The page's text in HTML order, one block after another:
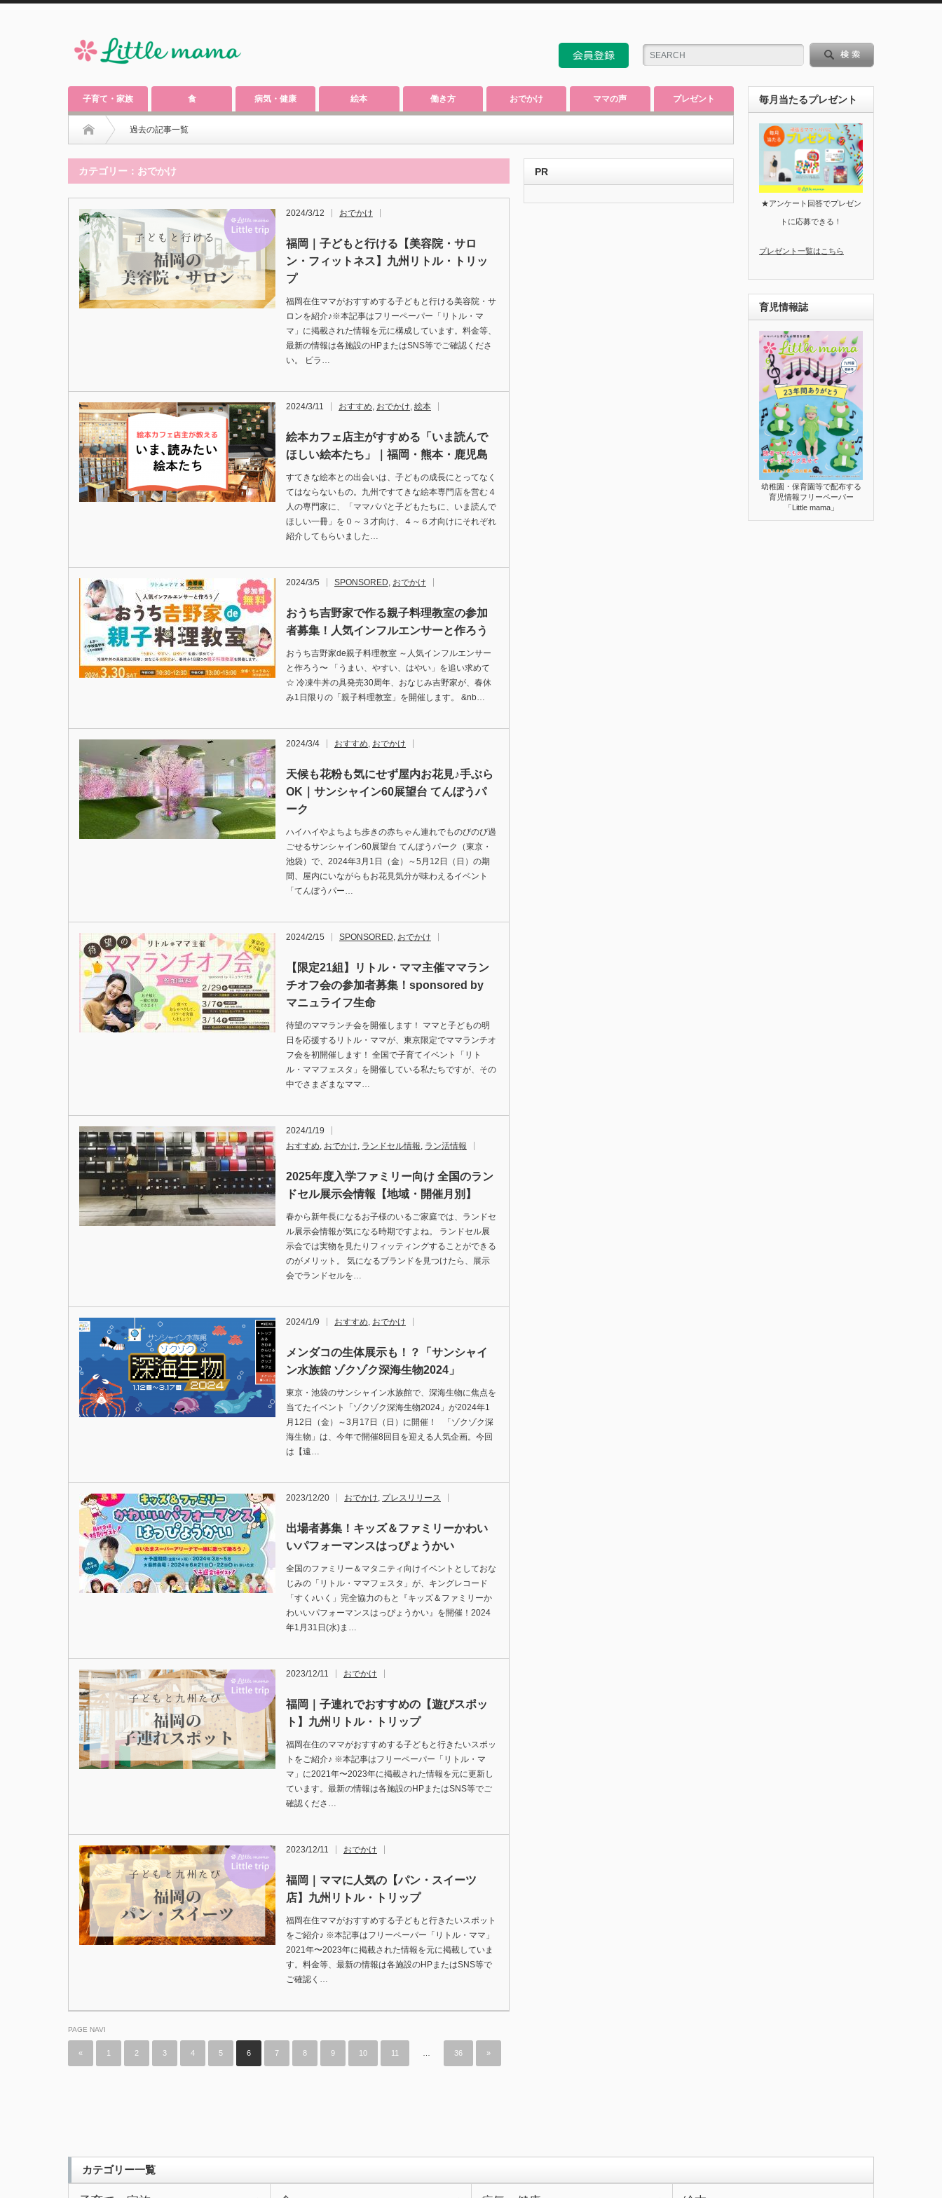
子育て・家族 食 病気・健康 絵本 働き方 おでかけ ママの声 プレゼント
過去の記事一覧
カテゴリー：おでかけ
2024/3/12 おでかけ
福岡｜子どもと行ける【美容院・サロ
ン・フィットネス】九州リトル・トリッ
プ
福岡在住ママがおすすめする子どもと行ける美容院・サ
ロンを紹介♪※本記事はフリーペーパー「リトル・マ
マ」に掲載された情報を元に構成しています。料金等、
最新の情報は各施設のHPまたはSNS等でご確認くださ
い。 ピラ…
2024/3/11 おすすめ, おでかけ, 絵本
絵本カフェ店主がすすめる「いま読んで
ほしい絵本たち」｜福岡・熊本・鹿児島
すてきな絵本との出会いは、子どもの成長にとってなく
てはならないもの。九州ですてきな絵本専門店を営む４
人の専門家に、「ママパパと子どもたちに、いま読んで
ほしい一冊」を０～３才向け、４～６才向けにそれぞれ
紹介してもらいました…
2024/3/5 SPONSORED, おでかけ
おうち吉野家で作る親子料理教室の参加
者募集！人気インフルエンサーと作ろう
おうち吉野家de親子料理教室 ～人気インフルエンサー
と作ろう〜 「うまい、やすい、はやい」を追い求めて
☆ 冷凍牛丼の具発売30周年、おなじみ吉野家が、春休
み1日限りの「親子料理教室」を開催します。 &nb…
2024/3/4 おすすめ, おでかけ
天候も花粉も気にせず屋内お花見♪手ぶら
OK｜サンシャイン60展望台 てんぼうパ
ーク
ハイハイやよちよち歩きの赤ちゃん連れでものびのび過
ごせるサンシャイン60展望台 てんぼうパーク（東京・
池袋）で、2024年3月1日（金）～5月12日（日）の期
間、屋内にいながらもお花見気分が味わえるイベント
「てんぼうパー…
2024/2/15 SPONSORED, おでかけ
【限定21組】リトル・ママ主催ママラン
チオフ会の参加者募集！sponsored by
マニュライフ生命
待望のママランチ会を開催します！ ママと子どもの明
日を応援するリトル・ママが、東京限定でママランチオ
フ会を初開催します！ 全国で子育てイベント「リト
ル・ママフェスタ」を開催している私たちですが、その
中でさまざまなママ…
2024/1/19
おすすめ, おでかけ, ランドセル情報, ラン活情報
2025年度入学ファミリー向け 全国のラン
ドセル展示会情報【地域・開催月別】
春から新年長になるお子様のいるご家庭では、ランドセ
ル展示会情報が気になる時期ですよね。 ランドセル展
示会では実物を見たりフィッティングすることができる
のがメリット。 気になるブランドを見つけたら、展示
会でランドセルを…
2024/1/9 おすすめ, おでかけ
メンダコの生体展示も！？「サンシャイ
ン水族館 ゾクゾク深海生物2024」
東京・池袋のサンシャイン水族館で、深海生物に焦点を
当てたイベント「ゾクゾク深海生物2024」が2024年1
月12日（金）～3月17日（日）に開催！ 「ゾクゾク深
海生物」は、今年で開催8回目を迎える人気企画。今回
は【遠…
2023/12/20 おでかけ, プレスリリース
出場者募集！キッズ＆ファミリーかわい
いパフォーマンスはっぴょうかい
全国のファミリー＆マタニティ向けイベントとしておな
じみの「リトル・ママフェスタ」が、キングレコード
「すく♪いく」完全協力のもと『キッズ＆ファミリーか
わいいパフォーマンスはっぴょうかい』を開催！2024
年1月31日(水)ま…
2023/12/11 おでかけ
福岡｜子連れでおすすめの【遊びスポッ
ト】九州リトル・トリップ
福岡在住のママがおすすめする子どもと行きたいスポッ
トをご紹介♪ ※本記事はフリーペーパー「リトル・マ
マ」に2021年〜2023年に掲載された情報を元に更新し
ています。最新の情報は各施設のHPまたはSNS等でご
確認くださ…
2023/12/11 おでかけ
福岡｜ママに人気の【パン・スイーツ
店】九州リトル・トリップ
福岡在住ママがおすすめする子どもと行きたいスポット
をご紹介♪ ※本記事はフリーペーパー「リトル・ママ」
2021年〜2023年に掲載された情報を元に掲載していま
す。料金等、最新の情報は各施設のHPまたはSNS等で
ご確認く…
PAGE NAVI
« 1 2 3 4 5 6 7 8 9 10 11 36 »
PR
毎月当たるプレゼント
★アンケート回答でプレゼン
トに応募できる！
プレゼント一覧はこちら
育児情報誌
幼稚園・保育園等で配布する
育児情報フリーペーパー
「Little mama」
カテゴリー一覧